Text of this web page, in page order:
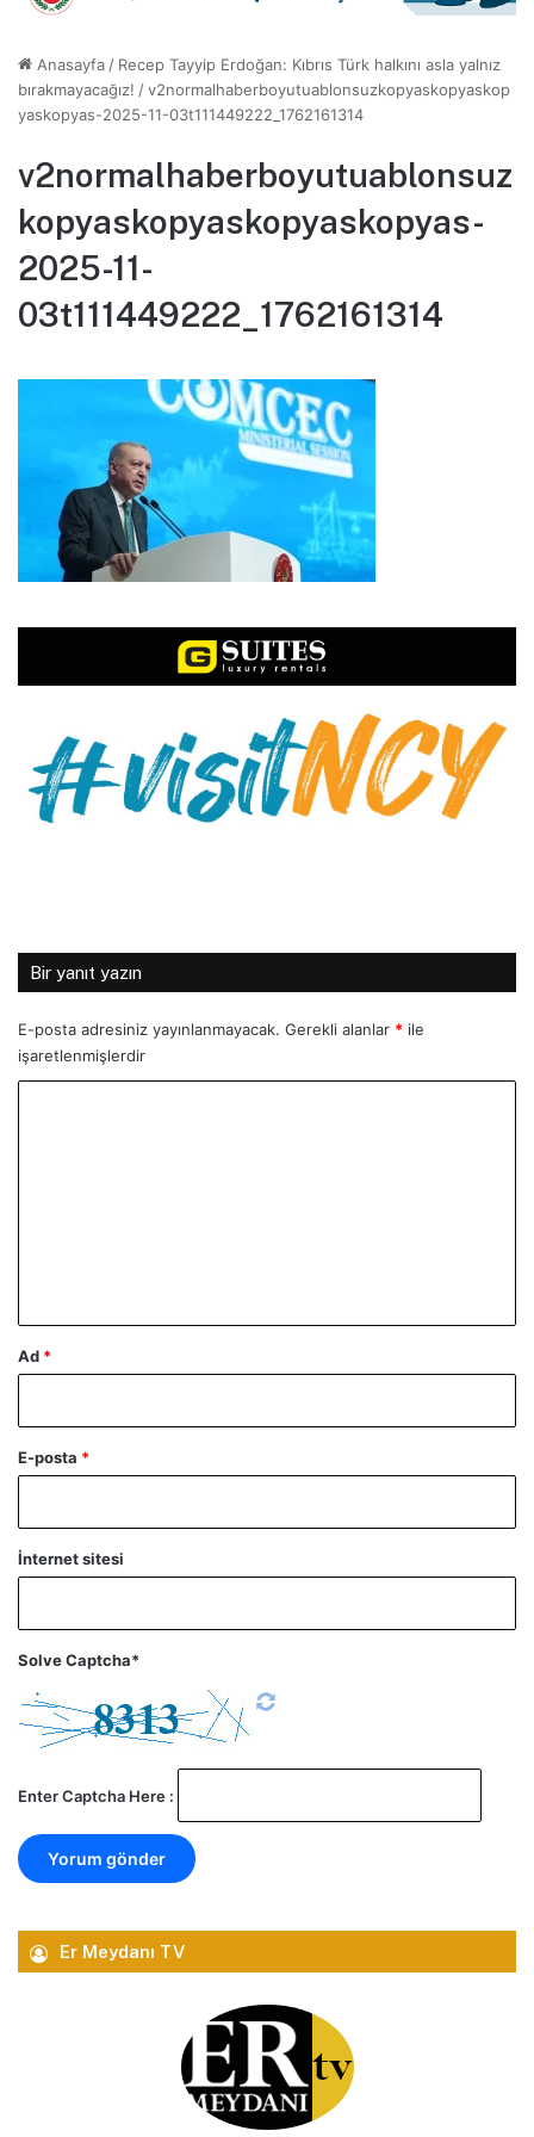
Anasayfa / Recep Tayyip Erdoğan: Kıbrıs Türk halkını asla yalnız
bırakmayacağız! /v2normalhaberboyutuablonsuzkopyaskopyaskop
yaskopyas-2025-11-03t111449222_1762161314
v2normalhaberboyutuablonsuz
kopyaskopyaskopyaskopyas-
2025-11-
03t111449222_1762161314
Bir yanıt yazın
E-posta adresiniz yayınlanmayacak. Gerekli alanlar * ile
işaretlenmişlerdir
Ad *
E-posta *
İnternet sitesi
Solve Captcha*
Enter Captcha Here :
Er Meydanı TV